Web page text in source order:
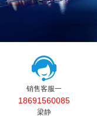
销售客服一
18691560085
梁静